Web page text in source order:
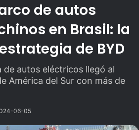
de autos
en Brasil: la
de BYD
de autos eléctricos llegó al
América del Sur con más de
06-05